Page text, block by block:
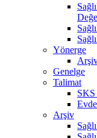
Yönerge
Genelge
Talimat
SKS
Arşiv